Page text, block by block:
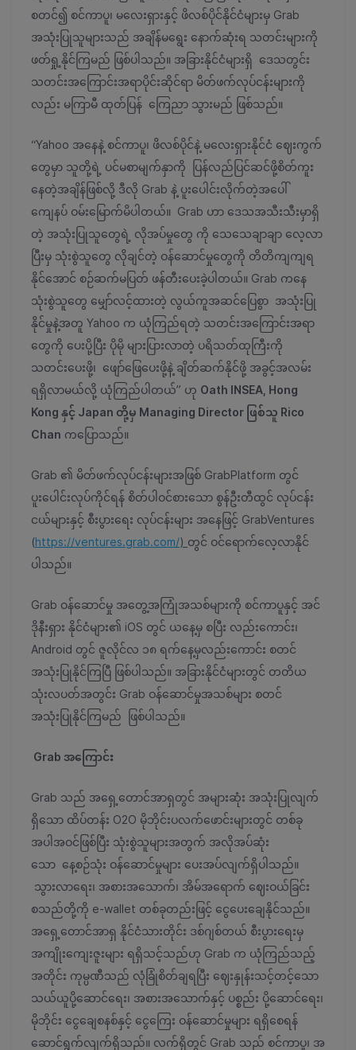
စတင်၍ စင်ကာပူ၊ မလေးရှားနှင့် ဖိလစ်ပိုင်နိုင်ငံများမှ Grab
အသုံးပြုသူများသည် အချိန်မရွေး နောက်ဆုံးရ သတင်းများကို
ဖတ်ရှု့နိုင်ကြမည် ဖြစ်ပါသည်။ အခြားနိုင်ငံများရှိ ဒေသတွင်း
သတင်းအကြောင်းအရာပိုင်းဆိုင်ရာ မိတ်ဖက်လုပ်ငန်းများကို
လည်း မကြာမီ ထုတ်ပြန် ကြေညာ သွားမည် ဖြစ်သည်။
“Yahoo အနေနဲ့ စင်ကာပူ၊ ဖိလစ်ပိုင်နဲ့ မလေးရှားနိုင်ငံ ဈေးကွက်
တွေမှာ သူတို့ရဲ့ ပင်မစာမျက်နှာကို ပြန်လည်ပြင်ဆင်ဖို့စိတ်ကူး
နေတဲ့အချိန်ဖြစ်လို့ ဒီလို Grab နဲ့ ပူးပေါင်းလိုက်တဲ့အပေါ်
ကျေနပ် ဝမ်းမြောက်မိပါတယ်။ Grab ဟာ ဒေသအသီးသီးမှာရှိ
တဲ့ အသုံးပြုသူတွေရဲ့ လိုအပ်မှုတွေ ကို သေသေချာချာ လေ့လာ
ပြီးမှ သုံးစွဲသူတွေ လိုချင်တဲ့ ဝန်ဆောင်မှုတွေကို တိတိကျကျရ
နိုင်အောင် စဉ်ဆက်မပြတ် ဖန်တီးပေးခဲ့ပါတယ်။ Grab ကနေ
သုံးစွဲသူတွေ မျှော်လင့်ထားတဲ့ လွယ်ကူအဆင်ပြေစွာ အသုံးပြု
နိုင်မှုနဲ့အတူ Yahoo က ယုံကြည်ရတဲ့ သတင်းအကြောင်းအရာ
တွေကို ပေးပို့ပြီး ပိုမို များပြားလာတဲ့ ပရိသတ်ထုကြီးကို
သတင်းပေးဖို့၊ ဖျော်ဖြေပေးဖို့နဲ့ ချိတ်ဆက်နိုင်ဖို့ အခွင့်အလမ်း
ရရှိလာမယ်လို့ ယုံကြည်ပါတယ်” ဟု Oath INSEA, Hong
Kong နှင့် Japan တို့မှ Managing Director ဖြစ်သူ Rico
Chan ကပြောသည်။
Grab ၏ မိတ်ဖက်လုပ်ငန်းများအဖြစ် GrabPlatform တွင်
ပူးပေါင်းလုပ်ကိုင်ရန် စိတ်ပါဝင်စားသော စွန်ဦးတီထွင် လုပ်ငန်း
ငယ်များနှင့် စီးပွားရေး လုပ်ငန်းများ အနေဖြင့် GrabVentures
(https://ventures.grab.com/) တွင် ဝင်ရောက်လေ့လာနိုင်
ပါသည်။
Grab ဝန်ဆောင်မှု အတွေ့အကြုံအသစ်များကို စင်ကာပူနှင့် အင်
ဒိုနီးရှား နိုင်ငံများ၏ iOS တွင် ယနေ့မှ စပြီး လည်းကောင်း၊
Android တွင် ဇူလိုင်လ ၁၈ ရက်နေ့မှလည်းကောင်း စတင်
အသုံးပြုနိုင်ကြပြီ ဖြစ်ပါသည်။ အခြားနိုင်ငံများတွင် တတိယ
သုံးလပတ်အတွင်း Grab ဝန်ဆောင်မှုအသစ်များ စတင်
အသုံးပြုနိုင်ကြမည် ဖြစ်ပါသည်။
Grab အကြောင်း
Grab သည် အရှေ့တောင်အာရှတွင် အများဆုံး အသုံးပြုလျက်
ရှိသော ထိပ်တန်း O2O မိုဘိုင်းပလက်ဖောင်းများတွင် တစ်ခု
အပါအဝင်ဖြစ်ပြီး သုံးစွဲသူများအတွက် အလိုအပ်ဆုံး
သော နေ့စဉ်သုံး ဝန်ဆောင်မှုများ ပေးအပ်လျက်ရှိပါသည်။
သွားလာရေး၊ အစားအသောက်၊ အိမ်အရောက် ဈေးဝယ်ခြင်း
စသည်တို့ကို e-wallet တစ်ခုတည်းဖြင့် ငွေပေးချေနိုင်သည်။
အရှေ့တောင်အာရှ နိုင်ငံသားတိုင်း ဒစ်ဂျစ်တယ် စီးပွားရေးမှ
အကျိုးကျေးဇူးများ ရရှိသင့်သည်ဟု Grab က ယုံကြည်သည့်
အတိုင်း ကုမ္ပဏီသည် လုံခြုံစိတ်ချရပြီး ဈေးနှုန်းသင့်တင့်သော
သယ်ယူပို့ဆောင်ရေး၊ အစားအသောက်နှင့် ပစ္စည်း ပို့ဆောင်ရေး၊
မိုဘိုင်း ငွေချေစနစ်နှင့် ငွေကြေး ဝန်ဆောင်မှုများ ရရှိစေရန်
ဆောင်ရွက်လျက်ရှိသည်။ လက်ရှိတွင် Grab သည် စင်ကာပူ၊ အ